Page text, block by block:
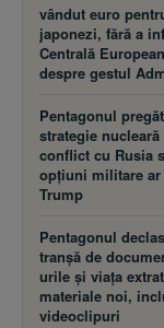
vândut euro
japonezi, fără a
Centrală
despre gestul
Pentagonul
strategie
conflict cu Rusia
opțiuni militare ar
Trump
Pentagonul
tranșă de
urile și viața
materiale noi,
videoclipuri